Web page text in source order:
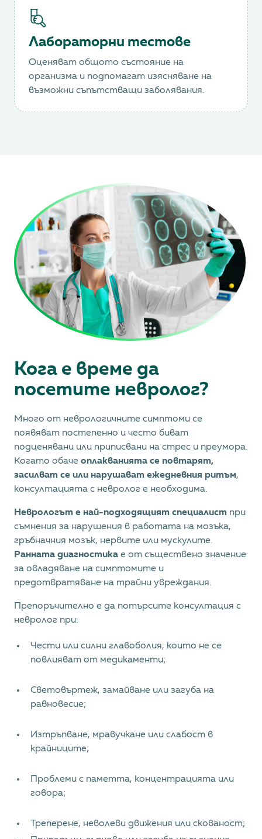
Лабораторни тестове
Оценяват общото състояние на
организма и подпомагат изясняване на
възможни съпътстващи заболявания.
Кога е време да
посетите невролог?
Много от неврологичните симптоми се
появяват постепенно и често биват
подценявани или приписвани на стрес и преумора.
Когато обаче оплакванията се повтарят,
засилват се или нарушават ежедневния ритъм,
консултацията с невролог е необходима.
Неврологът е най-подходящият специалист при
съмнения за нарушения в работата на мозъка,
гръбначния мозък, нервите или мускулите.
Ранната диагностика е от съществено значение
за овладяване на симптомите и
предотвратяване на трайни увреждания.
Препоръчително е да потърсите консултация с
невролог при:
Чести или силни главоболия, които не се
повлияват от медикаменти;
Световъртеж, замайване или загуба на
равновесие;
Изтръпване, мравучкане или слабост в
крайниците;
Проблеми с паметта, концентрацията или
говора;
Треперене, неволеви движения или скованост;